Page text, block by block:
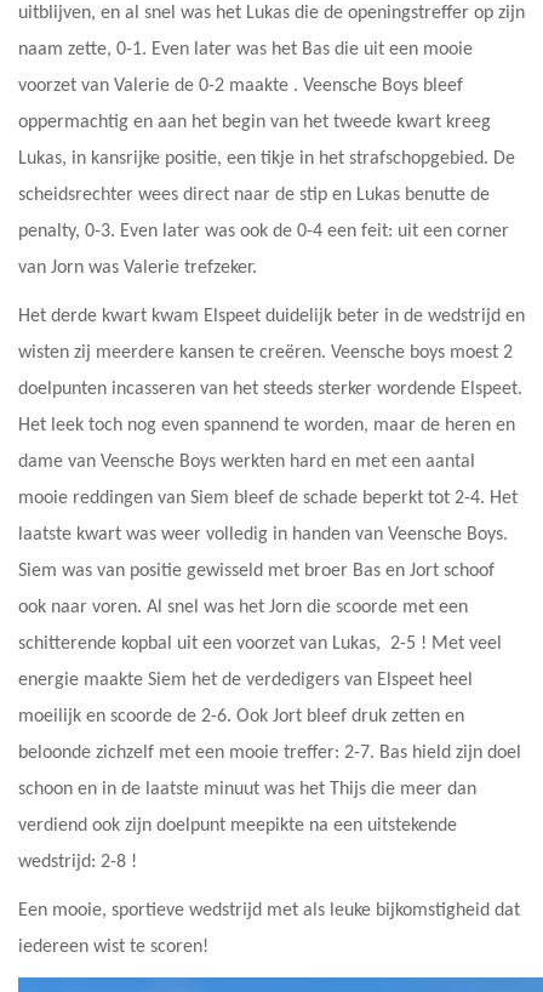
uitblijven, en al snel was het Lukas die de openingstreffer op zijn
naam zette, 0-1. Even later was het Bas die uit een mooie
voorzet van Valerie de 0-2 maakte . Veensche Boys bleef
oppermachtig en aan het begin van het tweede kwart kreeg
Lukas, in kansrijke positie, een tikje in het strafschopgebied. De
scheidsrechter wees direct naar de stip en Lukas benutte de
penalty, 0-3. Even later was ook de 0-4 een feit: uit een corner
van Jorn was Valerie trefzeker.
Het derde kwart kwam Elspeet duidelijk beter in de wedstrijd en
wisten zij meerdere kansen te creëren. Veensche boys moest 2
doelpunten incasseren van het steeds sterker wordende Elspeet.
Het leek toch nog even spannend te worden, maar de heren en
dame van Veensche Boys werkten hard en met een aantal
mooie reddingen van Siem bleef de schade beperkt tot 2-4. Het
laatste kwart was weer volledig in handen van Veensche Boys.
Siem was van positie gewisseld met broer Bas en Jort schoof
ook naar voren. Al snel was het Jorn die scoorde met een
schitterende kopbal uit een voorzet van Lukas, 2-5 ! Met veel
energie maakte Siem het de verdedigers van Elspeet heel
moeilijk en scoorde de 2-6. Ook Jort bleef druk zetten en
beloonde zichzelf met een mooie treffer: 2-7. Bas hield zijn doel
schoon en in de laatste minuut was het Thijs die meer dan
verdiend ook zijn doelpunt meepikte na een uitstekende
wedstrijd: 2-8 !
Een mooie, sportieve wedstrijd met als leuke bijkomstigheid dat
iedereen wist te scoren!